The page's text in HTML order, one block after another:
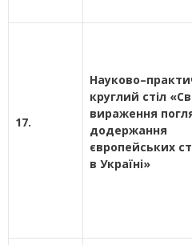
17.
круглий стіл
вираження
додержання
європейських
в Україні»